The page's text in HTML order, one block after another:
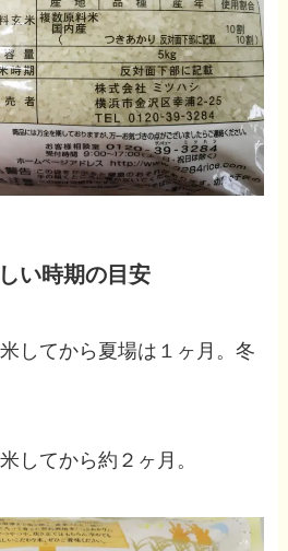
い時期の目安
してから夏場は１ヶ月。冬
してから約２ヶ月。